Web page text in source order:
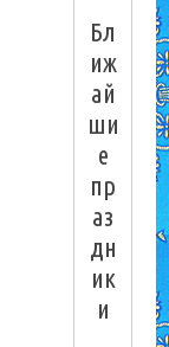
Бл
иж
ай
ши
е
пр
аз
дн
ик
и